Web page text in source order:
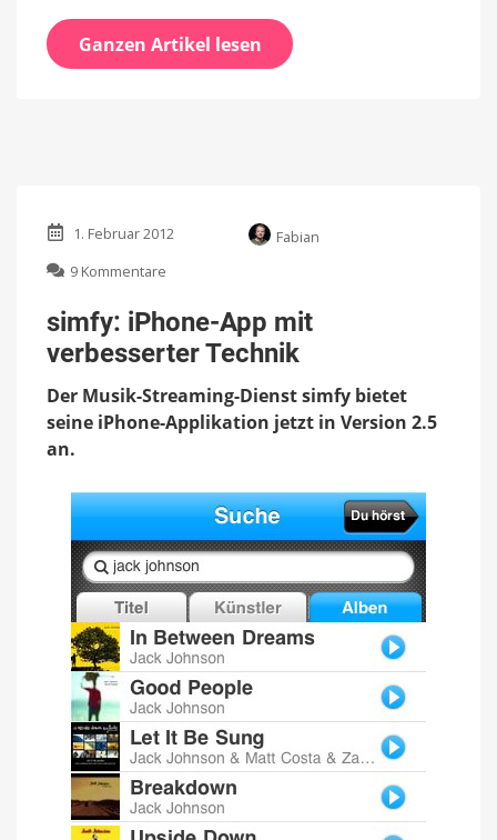
Ganzen Artikel lesen
1. Februar 2012
Fabian
9 Kommentare
iPhone-
App
mit
Technik
simfy: iPhone-App mit
verbesserter Technik
Der Musik-Streaming-Dienst simfy bietet
seine iPhone-Applikation jetzt in Version 2.5
an.